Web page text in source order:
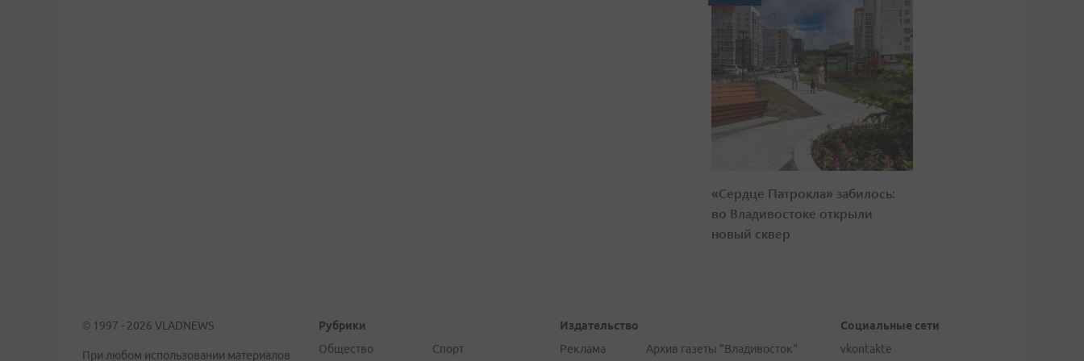
«Сердце Патрокла» забилось:
во Владивостоке открыли
новый сквер
© 1997 - 2026 VLADNEWS
При любом использовании материалов
Рубрики
Общество
Спорт
Издательство
Реклама
Архив газеты "Владивосток"
Социальные сети
vkontakte